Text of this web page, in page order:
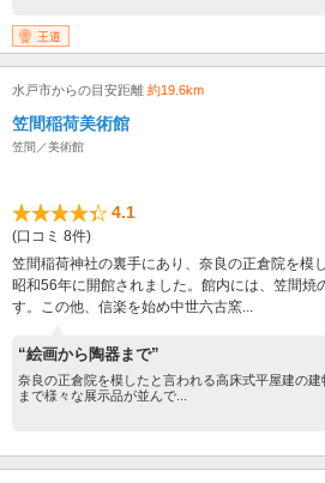
王道
水戸市からの目安距離 約19.6km
笠間稲荷美術館
笠間／美術館
4.1
(口コミ 8件)
笠間稲荷神社の裏手にあり、奈良の正倉院を模
昭和56年に開館されました。館内には、笠間焼
す。この他、信楽を始め中世六古窯...
“絵画から陶器まで”
奈良の正倉院を模したと言われる高床式平屋建の
まで様々な展示品が並んで...